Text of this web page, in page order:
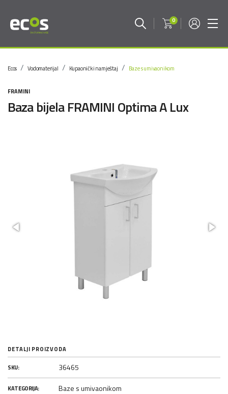
0
Ecos Vodomaterijal Kupaonički namještaj Baze s umivaonikom
FRAMINI
Baza bijela FRAMINI Optima A Lux
DETALJI PROIZVODA
SKU: 36465
KATEGORIJA: Baze s umivaonikom